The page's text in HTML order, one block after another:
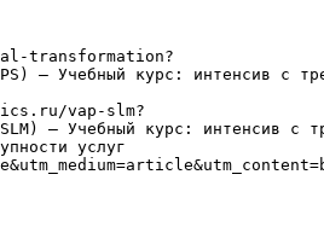
transformation?
— Учебный курс: интенсив с
vap-slm?
— Учебный курс: интенсив с
услуг